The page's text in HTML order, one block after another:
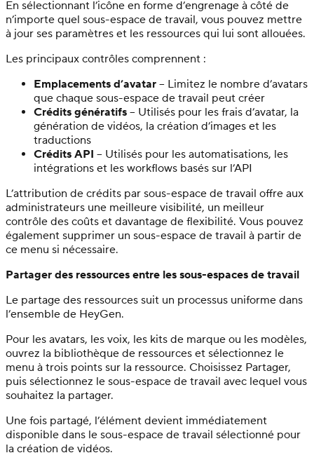
En sélectionnant l’icône en forme d’engrenage à côté de
n’importe quel sous-espace de travail, vous pouvez mettre
à jour ses paramètres et les ressources qui lui sont allouées.
Les principaux contrôles comprennent :
Emplacements d’avatar – Limitez le nombre d’avatars
que chaque sous-espace de travail peut créer
Crédits génératifs – Utilisés pour les frais d’avatar, la
génération de vidéos, la création d’images et les
traductions
Crédits API – Utilisés pour les automatisations, les
intégrations et les workflows basés sur l’API
L’attribution de crédits par sous-espace de travail offre aux
administrateurs une meilleure visibilité, un meilleur
contrôle des coûts et davantage de flexibilité. Vous pouvez
également supprimer un sous-espace de travail à partir de
ce menu si nécessaire.
Partager des ressources entre les sous-espaces de travail
Le partage des ressources suit un processus uniforme dans
l’ensemble de HeyGen.
Pour les avatars, les voix, les kits de marque ou les modèles,
ouvrez la bibliothèque de ressources et sélectionnez le
menu à trois points sur la ressource. Choisissez Partager,
puis sélectionnez le sous-espace de travail avec lequel vous
souhaitez la partager.
Une fois partagé, l’élément devient immédiatement
disponible dans le sous-espace de travail sélectionné pour
la création de vidéos.